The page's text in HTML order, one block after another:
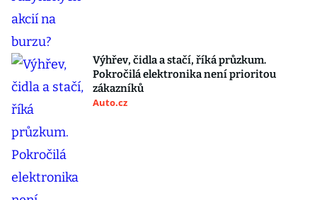
Výhřev, čidla a stačí, říká průzkum.
Pokročilá elektronika není prioritou
zákazníků
Auto.cz